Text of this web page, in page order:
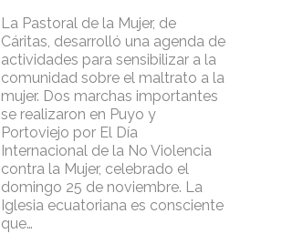
La Pastoral de la Mujer, de
Cáritas, desarrolló una agenda de
actividades para sensibilizar a la
comunidad sobre el maltrato a la
mujer. Dos marchas importantes
se realizaron en Puyo y
Portoviejo por El Día
Internacional de la No Violencia
contra la Mujer, celebrado el
domingo 25 de noviembre. La
Iglesia ecuatoriana es consciente
que…